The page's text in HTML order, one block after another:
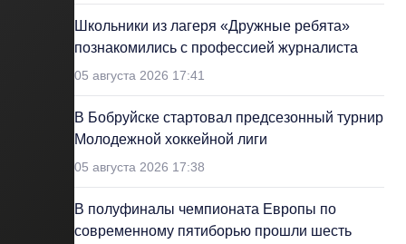
Школьники из лагеря «Дружные ребята»
познакомились с профессией журналиста
05 августа 2026 17:41
В Бобруйске стартовал предсезонный турнир
Молодежной хоккейной лиги
05 августа 2026 17:38
В полуфиналы чемпионата Европы по
современному пятиборью прошли шесть